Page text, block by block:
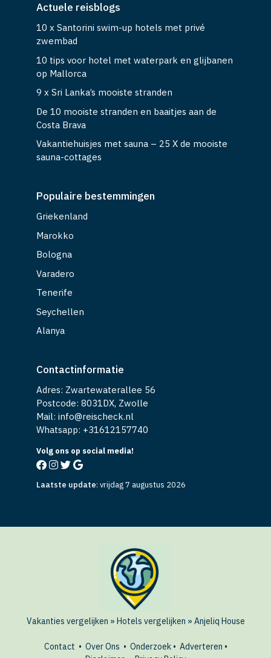
Actuele reisblogs
10 x Santorini swim-up hotels met privé
zwembad
10 tips voor hotel met waterpark en glijbanen
op Mallorca
9 x Sri Lanka’s mooiste stranden
De 10 mooiste stranden en baaitjes aan de
Costa Brava
Vakantiehuisjes met sauna – 25 X de mooiste
sauna-cottages
Populaire bestemmingen
Griekenland
Marokko
Bologna
Varadero
Tenerife
Seychellen
Alanya
Contactinformatie
Adres: Zwartewaterallee 56
Postcode: 8031DX, Zwolle
Mail: info@reischeck.nl
Whatsapp: +31612157740
Volg ons op social media!
Laatste update: vrijdag 7 augustus 2026
Vakanties vergelijken » Hotels vergelijken » Anjeliq House
Contact • Over Ons • Onderzoek• Adverteren •